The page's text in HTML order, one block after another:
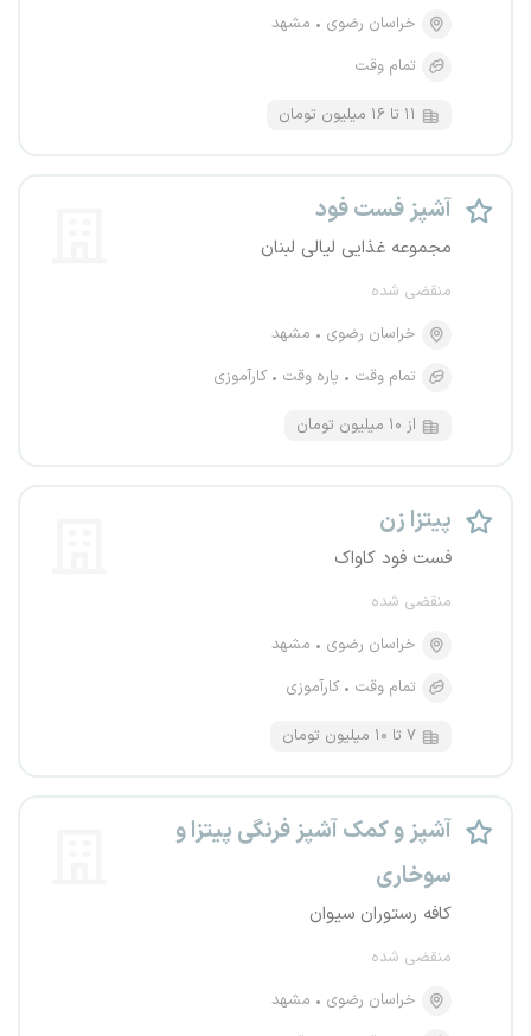
خراسان رضوی
مشهد
تمام وقت
۱۱ تا ۱۶ میلیون تومان
آشپز فست فود
مجموعه غذایی لیالی لبنان
منقضی شده
خراسان رضوی
مشهد
تمام وقت
پاره وقت کارآموزی
از ۱۰ میلیون تومان
پیتزا زن
فست فود کاواک
منقضی شده
خراسان رضوی
مشهد
تمام وقت
کارآموزی
۷ تا ۱۰ میلیون تومان
آشپز و‌ کمک آشپز فرنگی پیتزا و
سوخاری
کافه رستوران سیوان
منقضی شده
خراسان رضوی
مشهد